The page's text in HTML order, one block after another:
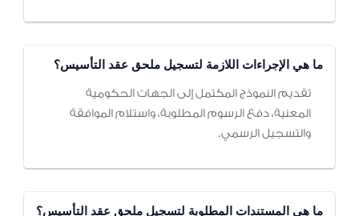
ما هي الإجراءات اللازمة لتسجيل ملحق عقد التأسيس؟
تقديم النموذج المكتمل إلى الجهات الحكومية
المعنية، دفع الرسوم المطلوبة، واستلام الموافقة
والتسجيل الرسمي.
ما هي المستندات المطلوبة لتسجيل ملحق عقد التأسيس؟